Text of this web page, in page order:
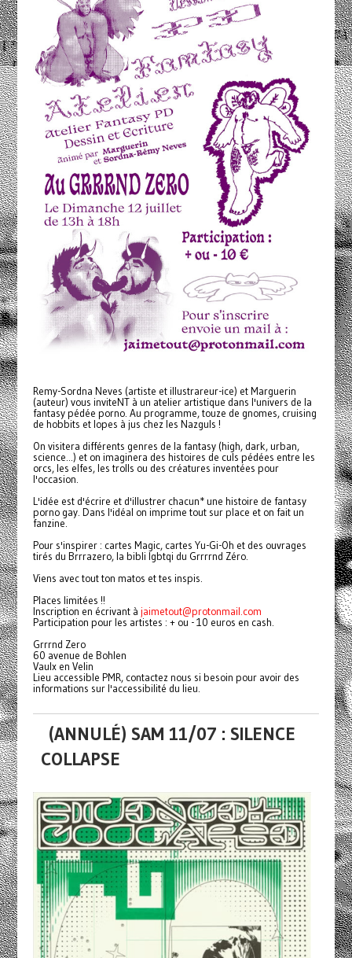
Remy-Sordna Neves (artiste et illustrareur-ice) et Marguerin
(auteur) vous inviteNT à un atelier artistique dans l'univers de la
fantasy pédée porno. Au programme, touze de gnomes, cruising
de hobbits et lopes à jus chez les Nazguls !
On visitera différents genres de la fantasy (high, dark, urban,
science...) et on imaginera des histoires de culs pédées entre les
orcs, les elfes, les trolls ou des créatures inventées pour
l'occasion.
L'idée est d'écrire et d'illustrer chacun* une histoire de fantasy
porno gay. Dans l'idéal on imprime tout sur place et on fait un
fanzine.
Pour s'inspirer : cartes Magic, cartes Yu-Gi-Oh et des ouvrages
tirés du Brrrazero, la bibli lgbtqi du Grrrrnd Zéro.
Viens avec tout ton matos et tes inspis.
Places limitées !!
Inscription en écrivant à jaimetout@protonmail.com
Participation pour les artistes : + ou - 10 euros en cash.
Grrrnd Zero
60 avenue de Bohlen
Vaulx en Velin
Lieu accessible PMR, contactez nous si besoin pour avoir des
informations sur l'accessibilité du lieu.
(ANNULÉ) SAM 11/07 : SILENCE
COLLAPSE